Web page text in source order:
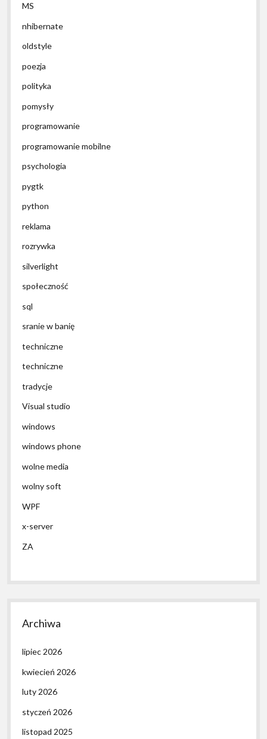
MS
nhibernate
oldstyle
poezja
polityka
pomysły
programowanie
programowanie mobilne
psychologia
pygtk
python
reklama
rozrywka
silverlight
społeczność
sql
sranie w banię
techniczne
techniczne
tradycje
Visual studio
windows
windows phone
wolne media
wolny soft
WPF
x-server
ZA
Archiwa
lipiec 2026
kwiecień 2026
luty 2026
styczeń 2026
listopad 2025